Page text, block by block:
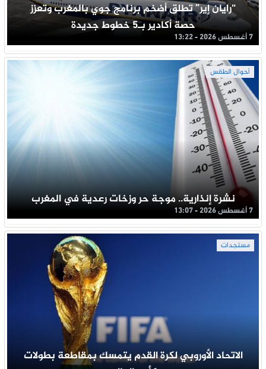
“رايان إير” تطلق أضخم برنامج جوي بالمغرب وتعزز
حصة أكادير بـ5 خطوط جديدة
7 أغسطس 2026 - 13:22
أحوال الطقس
نشرة إنذارية.. موجة حر وزخات رعدية في المغرب
7 أغسطس 2026 - 13:07
مستجدات
الاتحاد الأوروبي لكرة القدم يتمسك بمقاطعة بطولات